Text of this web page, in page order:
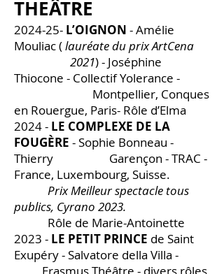
THEÂTRE
2024-25- L’OIGNON - Amélie
Mouliac (lauréate du prix ArtCena
2021) - Joséphine
Thiocone - Collectif Yolerance -
Montpellier, Conques
en Rouergue, Paris- Rôle d’Elma
2024 - LE COMPLEXE DE LA
FOUGÈRE - Sophie Bonneau -
Thierry Garençon - TRAC -
France, Luxembourg, Suisse.
Prix Meilleur spectacle tous
publics, Cyrano 2023.
Rôle de Marie-Antoinette
2023 - LE PETIT PRINCE de Saint
Exupéry - Salvatore della Villa -